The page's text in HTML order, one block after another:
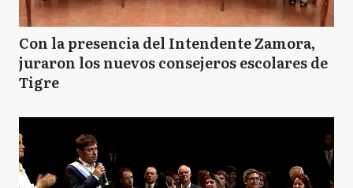
Con la presencia del Intendente Zamora,
juraron los nuevos consejeros escolares de
Tigre